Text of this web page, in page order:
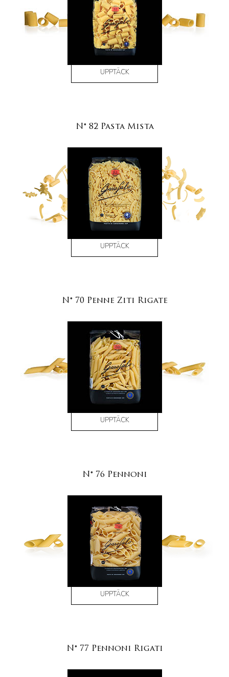
UPPTÄCK
N° 82 Pasta Mista
UPPTÄCK
N° 70 Penne Ziti Rigate
UPPTÄCK
N° 76 Pennoni
UPPTÄCK
N° 77 Pennoni Rigati